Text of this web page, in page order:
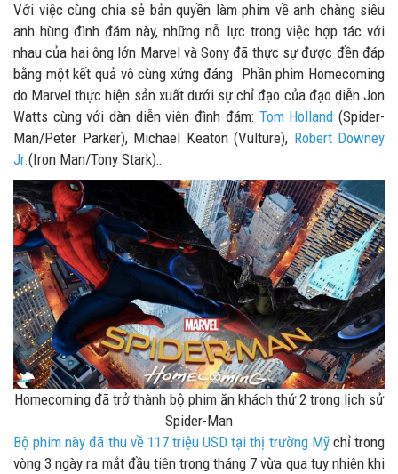
Với việc cùng chia sẻ bản quyền làm phim về anh chàng siêu
anh hùng đình đám này, những nỗ lực trong việc hợp tác với
nhau của hai ông lớn Marvel và Sony đã thực sự được đền đáp
bằng một kết quả vô cùng xứng đáng. Phần phim Homecoming
do Marvel thực hiện sản xuất dưới sự chỉ đạo của đạo diễn Jon
Watts cùng với dàn diễn viên đình đám: Tom Holland (Spider-
Man/Peter Parker), Michael Keaton (Vulture), Robert Downey
Jr.(Iron Man/Tony Stark)…
Homecoming đã trở thành bộ phim ăn khách thứ 2 trong lịch sử
Spider-Man
Bộ phim này đã thu về 117 triệu USD tại thị trường Mỹchỉ trong
vòng 3 ngày ra mắt đầu tiên trong tháng 7 vừa qua tuy nhiên khi